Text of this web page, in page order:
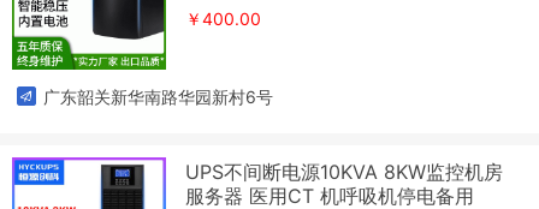
￥400.00
广东韶关新华南路华园新村6号
UPS不间断电源10KVA 8KW监控机房
服务器 医用CT 机呼吸机停电备用